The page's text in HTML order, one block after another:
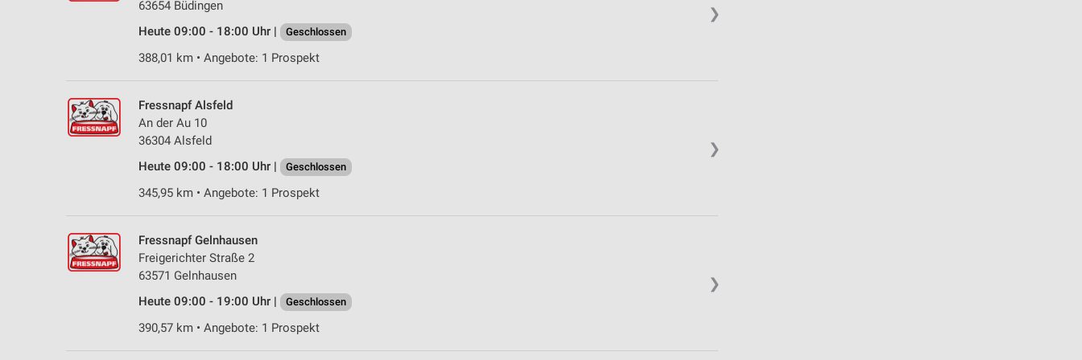
❯
63654 Büdingen
Heute 09:00 - 18:00 Uhr |
Geschlossen
388,01 km • Angebote: 1 Prospekt
❯
Fressnapf Alsfeld
An der Au 10
36304 Alsfeld
Heute 09:00 - 18:00 Uhr |
Geschlossen
345,95 km • Angebote: 1 Prospekt
❯
Fressnapf Gelnhausen
Freigerichter Straße 2
63571 Gelnhausen
Heute 09:00 - 19:00 Uhr |
Geschlossen
390,57 km • Angebote: 1 Prospekt